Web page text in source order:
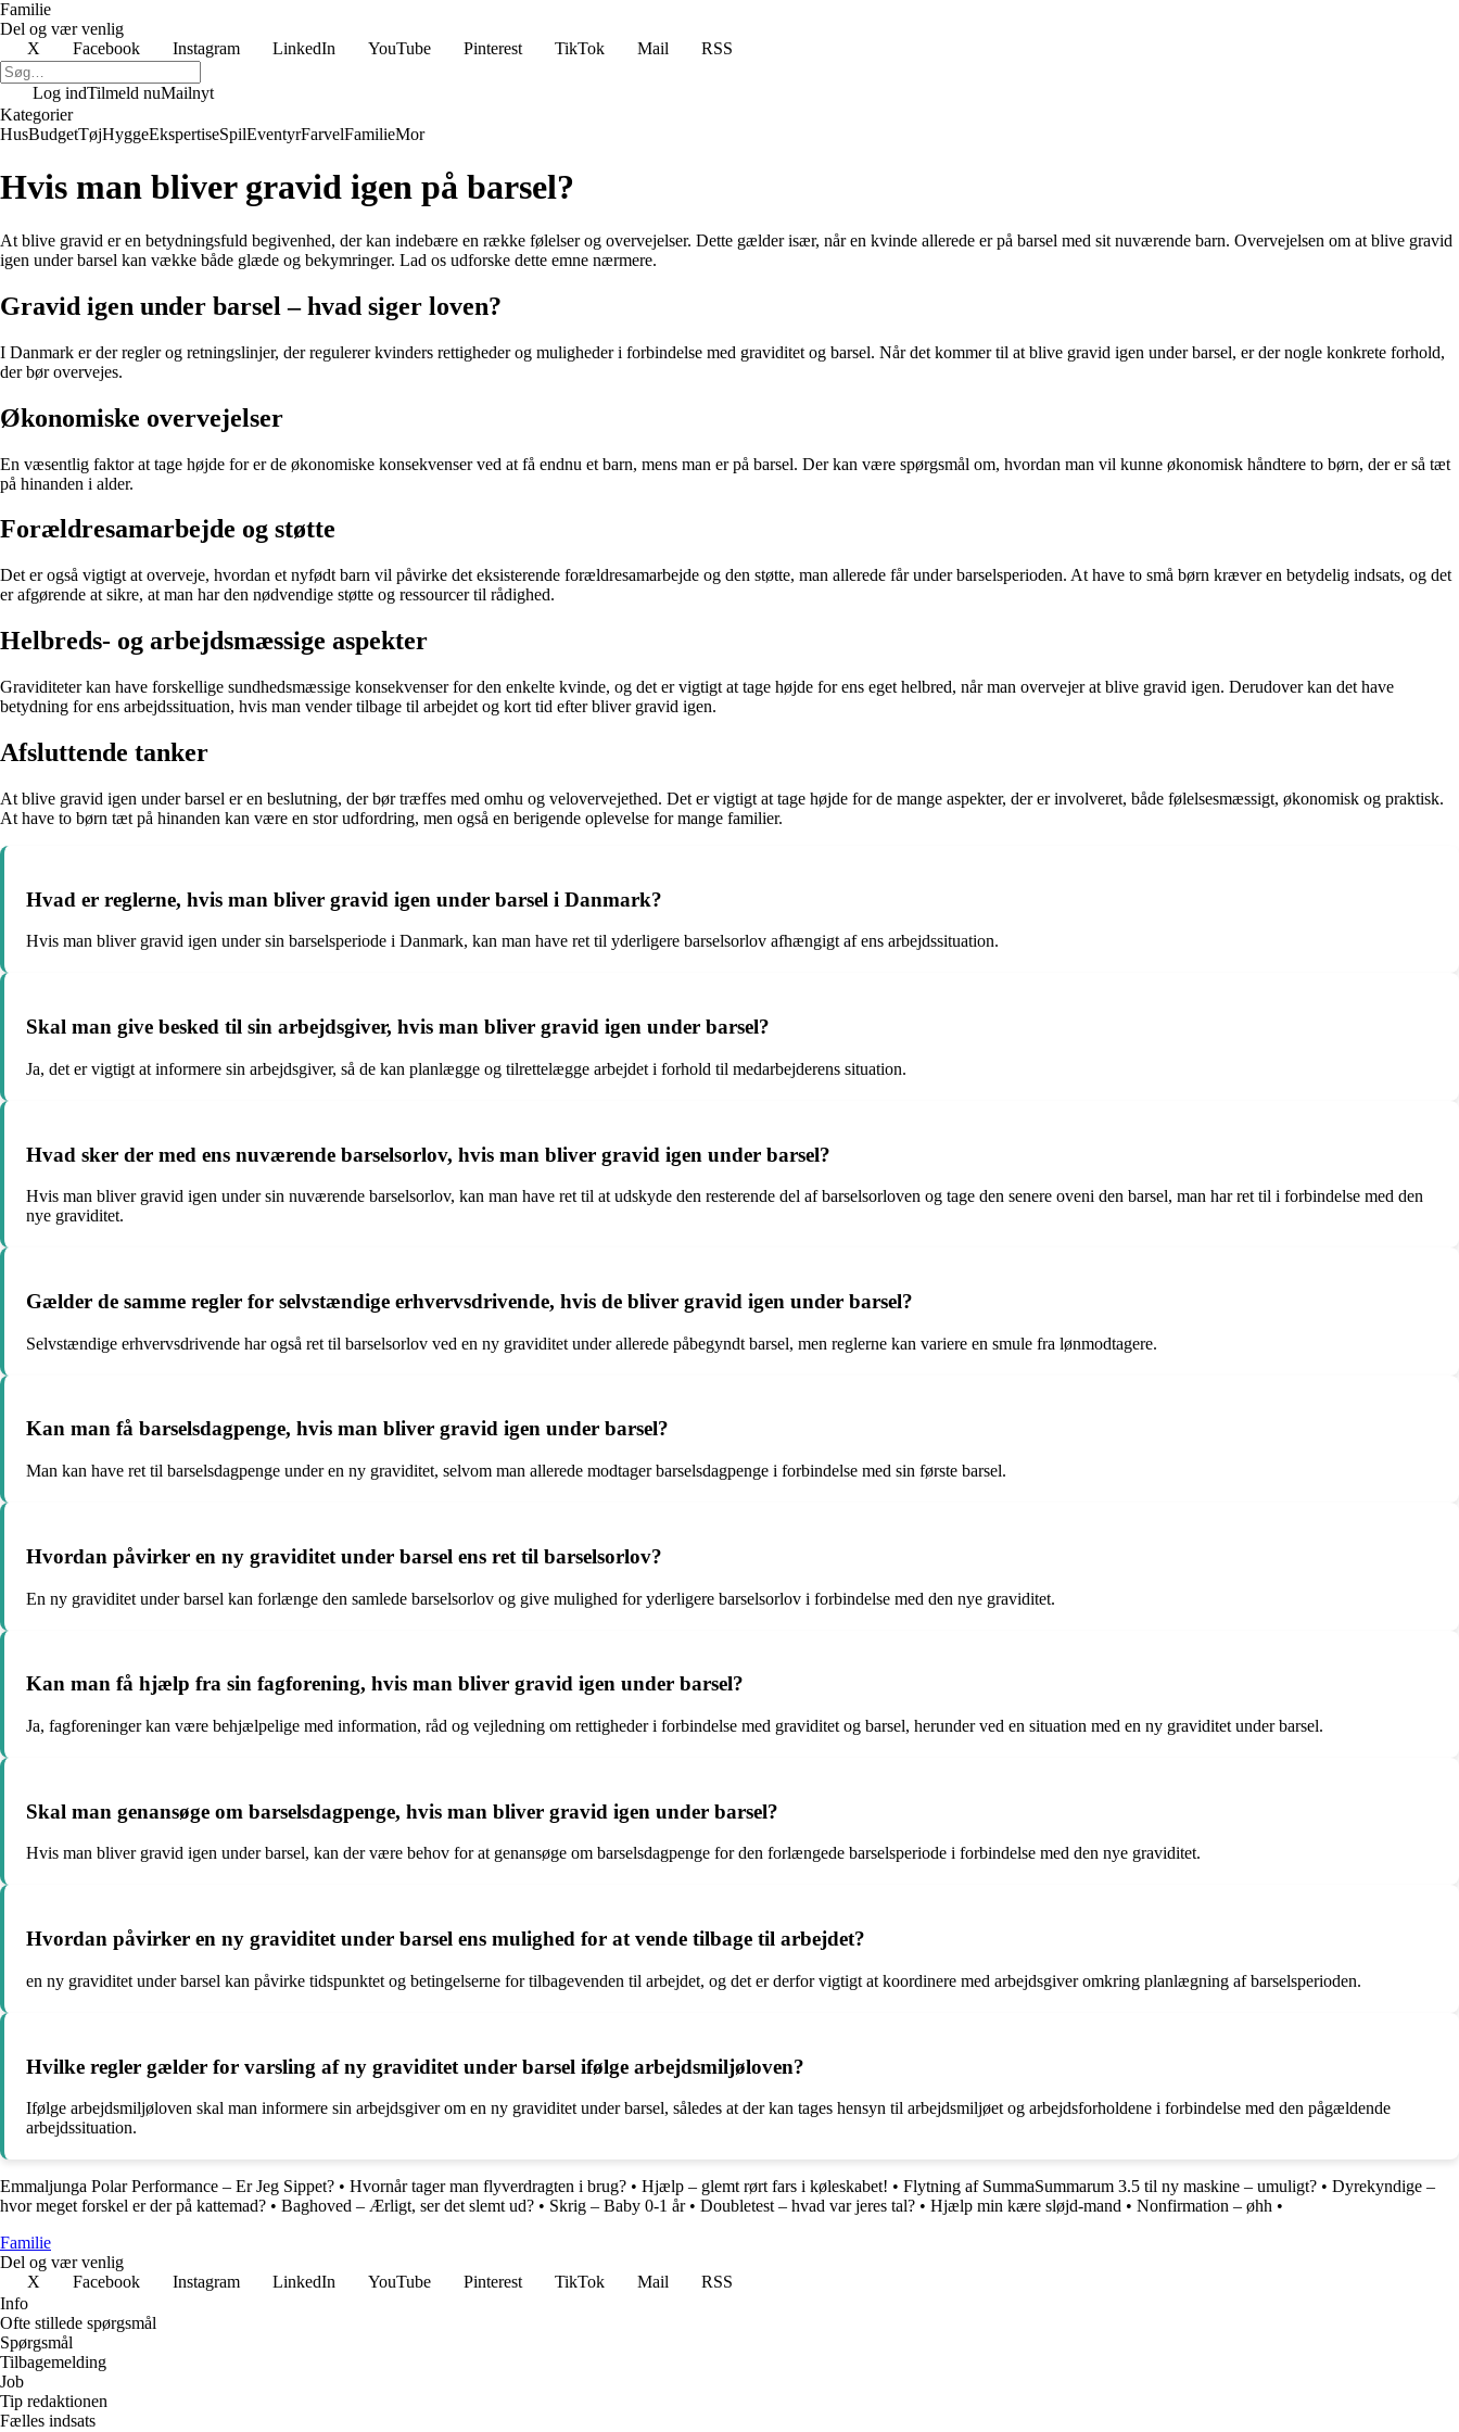
Familie
Del og vær venlig
X
Facebook Instagram LinkedIn YouTube Pinterest TikTok Mail RSS
Log indTilmeld nuMailnyt
Kategorier
HusBudgetTøjHyggeEkspertiseSpilEventyrFarvelFamilieMor
Hvis man bliver gravid igen på barsel?
At blive gravid er en betydningsfuld begivenhed, der kan indebære en række følelser og overvejelser. Dette gælder især, når en kvinde allerede er på barsel med sit nuværende barn. Overvejelsen om at blive gravid
igen under barsel kan vække både glæde og bekymringer. Lad os udforske dette emne nærmere.
Gravid igen under barsel – hvad siger loven?
I Danmark er der regler og retningslinjer, der regulerer kvinders rettigheder og muligheder i forbindelse med graviditet og barsel. Når det kommer til at blive gravid igen under barsel, er der nogle konkrete forhold,
der bør overvejes.
Økonomiske overvejelser
En væsentlig faktor at tage højde for er de økonomiske konsekvenser ved at få endnu et barn, mens man er på barsel. Der kan være spørgsmål om, hvordan man vil kunne økonomisk håndtere to børn, der er så tæt
på hinanden i alder.
Forældresamarbejde og støtte
Det er også vigtigt at overveje, hvordan et nyfødt barn vil påvirke det eksisterende forældresamarbejde og den støtte, man allerede får under barselsperioden. At have to små børn kræver en betydelig indsats, og det
er afgørende at sikre, at man har den nødvendige støtte og ressourcer til rådighed.
Helbreds- og arbejdsmæssige aspekter
Graviditeter kan have forskellige sundhedsmæssige konsekvenser for den enkelte kvinde, og det er vigtigt at tage højde for ens eget helbred, når man overvejer at blive gravid igen. Derudover kan det have
betydning for ens arbejdssituation, hvis man vender tilbage til arbejdet og kort tid efter bliver gravid igen.
Afsluttende tanker
At blive gravid igen under barsel er en beslutning, der bør træffes med omhu og velovervejethed. Det er vigtigt at tage højde for de mange aspekter, der er involveret, både følelsesmæssigt, økonomisk og praktisk.
At have to børn tæt på hinanden kan være en stor udfordring, men også en berigende oplevelse for mange familier.
Hvad er reglerne, hvis man bliver gravid igen under barsel i Danmark?
Hvis man bliver gravid igen under sin barselsperiode i Danmark, kan man have ret til yderligere barselsorlov afhængigt af ens arbejdssituation.
Skal man give besked til sin arbejdsgiver, hvis man bliver gravid igen under barsel?
Ja, det er vigtigt at informere sin arbejdsgiver, så de kan planlægge og tilrettelægge arbejdet i forhold til medarbejderens situation.
Hvad sker der med ens nuværende barselsorlov, hvis man bliver gravid igen under barsel?
Hvis man bliver gravid igen under sin nuværende barselsorlov, kan man have ret til at udskyde den resterende del af barselsorloven og tage den senere oveni den barsel, man har ret til i forbindelse med den
nye graviditet.
Gælder de samme regler for selvstændige erhvervsdrivende, hvis de bliver gravid igen under barsel?
Selvstændige erhvervsdrivende har også ret til barselsorlov ved en ny graviditet under allerede påbegyndt barsel, men reglerne kan variere en smule fra lønmodtagere.
Kan man få barselsdagpenge, hvis man bliver gravid igen under barsel?
Man kan have ret til barselsdagpenge under en ny graviditet, selvom man allerede modtager barselsdagpenge i forbindelse med sin første barsel.
Hvordan påvirker en ny graviditet under barsel ens ret til barselsorlov?
En ny graviditet under barsel kan forlænge den samlede barselsorlov og give mulighed for yderligere barselsorlov i forbindelse med den nye graviditet.
Kan man få hjælp fra sin fagforening, hvis man bliver gravid igen under barsel?
Ja, fagforeninger kan være behjælpelige med information, råd og vejledning om rettigheder i forbindelse med graviditet og barsel, herunder ved en situation med en ny graviditet under barsel.
Skal man genansøge om barselsdagpenge, hvis man bliver gravid igen under barsel?
Hvis man bliver gravid igen under barsel, kan der være behov for at genansøge om barselsdagpenge for den forlængede barselsperiode i forbindelse med den nye graviditet.
Hvordan påvirker en ny graviditet under barsel ens mulighed for at vende tilbage til arbejdet?
en ny graviditet under barsel kan påvirke tidspunktet og betingelserne for tilbagevenden til arbejdet, og det er derfor vigtigt at koordinere med arbejdsgiver omkring planlægning af barselsperioden.
Hvilke regler gælder for varsling af ny graviditet under barsel ifølge arbejdsmiljøloven?
Ifølge arbejdsmiljøloven skal man informere sin arbejdsgiver om en ny graviditet under barsel, således at der kan tages hensyn til arbejdsmiljøet og arbejdsforholdene i forbindelse med den pågældende
arbejdssituation.
Emmaljunga Polar Performance – Er Jeg Sippet? • Hvornår tager man flyverdragten i brug? • Hjælp – glemt rørt fars i køleskabet! • Flytning af SummaSummarum 3.5 til ny maskine – umuligt? • Dyrekyndige –
hvor meget forskel er der på kattemad? • Baghoved – Ærligt, ser det slemt ud? • Skrig – Baby 0-1 år• Doubletest – hvad var jeres tal? • Hjælp min kære sløjd-mand • Nonfirmation – øhh •
Familie
Del og vær venlig
X
Facebook Instagram LinkedIn YouTube Pinterest TikTok Mail
RSS
Info
Ofte stillede spørgsmål
Spørgsmål
Tilbagemelding
Job
Tip redaktionen
Fælles indsats